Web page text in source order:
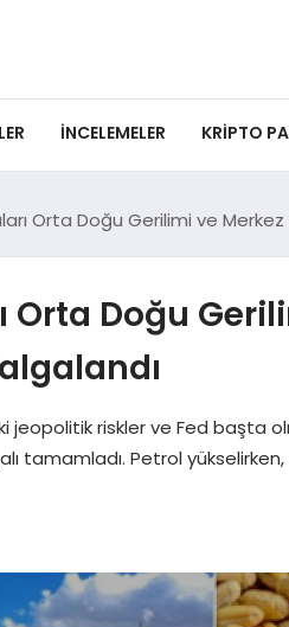
İNCELEMELER KRIPTO
Orta Doğu Gerilimi ve Merkez
Orta Doğu
jeopolitik riskler ve Fed başta
tamamladı. Petrol